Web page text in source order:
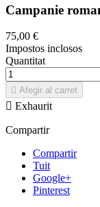
Campanie
75,00 €
Impostos inclosos
Quantitat
 Afegir al carret
 Exhaurit
Compartir
Compartir
Tuit
Google+
Pinterest